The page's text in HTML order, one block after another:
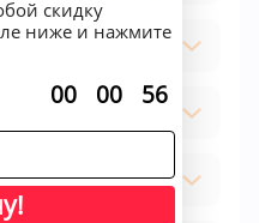
скидку
ниже и нажмите
00 00 56